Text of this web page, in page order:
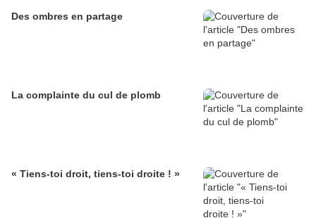
Des ombres en partage
La complainte du cul de plomb
« Tiens-toi droit, tiens-toi droite ! »